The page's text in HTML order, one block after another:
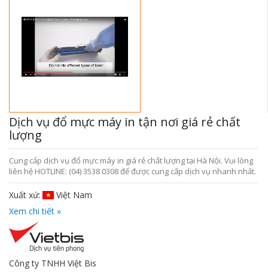
Dịch vụ đổ mực máy in tận nơi giá rẻ chất
lượng
Cung cấp dịch vụ đổ mực máy in giá rẻ chất lượng tại Hà Nội. Vui lòng
liên hệ HOTLINE: (04) 3538 0308 để được cung cấp dịch vụ nhanh nhất.
Xuất xứ:
Việt Nam
Xem chi tiết »
Công ty TNHH Việt Bis